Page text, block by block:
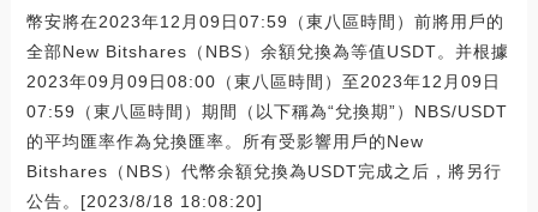
幣安將在2023年12月09日07:59（東八區時間）前將用戶的
全部New Bitshares（NBS）余額兌換為等值USDT。并根據
2023年09月09日08:00（東八區時間）至2023年12月09日
07:59（東八區時間）期間（以下稱為“兌換期”）NBS/USDT
的平均匯率作為兌換匯率。所有受影響用戶的New
Bitshares（NBS）代幣余額兌換為USDT完成之后，將另行
公告。[2023/8/18 18:08:20]